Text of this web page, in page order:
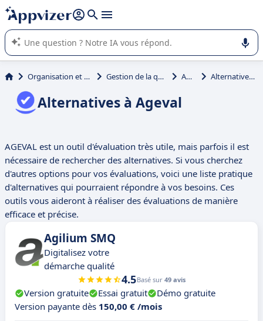
répondre (plusieurs lignes avec
L'IA de Appvizer vous guide dans l'utilisation ou la sélection de
logiciel SaaS en entreprise.
Organisation et planification Gestion de la qualité projet Ageval Alternatives à Ageval
Alternatives à Ageval
AGEVAL est un outil d'évaluation très utile, mais parfois il est
nécessaire de rechercher des alternatives. Si vous cherchez
d'autres options pour vos évaluations, voici une liste pratique
d'alternatives qui pourraient répondre à vos besoins. Ces
outils vous aideront à réaliser des évaluations de manière
efficace et précise.
Agilium SMQ
Digitalisez votre
démarche qualité
4.5Basé sur 49 avis
Version gratuite Essai gratuit
Démo gratuite
Version payante dès 150,00 € /mois